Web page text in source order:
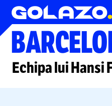
Campionate
Echipa lui Hansi